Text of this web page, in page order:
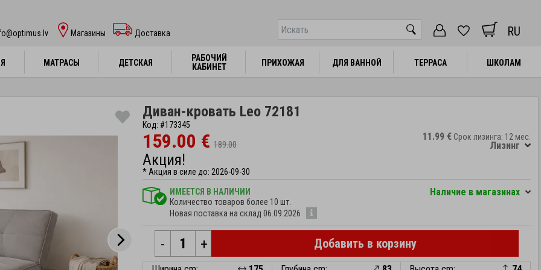
Mагазины Доставка RU
МАТРАСЫ ДЕТСКАЯ
РАБОЧИЙ
КАБИНЕТ
ПРИХОЖАЯ ДЛЯ ВАННОЙ ТЕРРАСА ШКОЛАМ
МАТРАСЫ ДЕТСКАЯ
РАБОЧИЙ
КАБИНЕТ
ПРИХОЖАЯ ДЛЯ ВАННОЙ ТЕРРАСА ШКОЛАМ
Диван-кровать Leo 72181
Код: #173345
159.00 € 189.00
Акция!
* Акция в силе до: 2026-09-30
11.99 € Срок лизинга: 12 мес.
Лизинг
ИМЕЕТСЯ В НАЛИЧИИ
Количество товаров более 10 шт.
Новая поставка на склад 06.09.2026
Hаличие в магазинах
- + Добавить в корзину